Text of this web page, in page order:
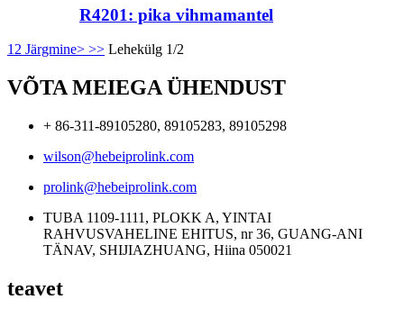
R4201: pika vihmamantel
12 Järgmine> >> Lehekülg 1/2
VÕTA MEIEGA ÜHENDUST
+ 86-311-89105280, 89105283, 89105298
wilson@hebeiprolink.com
prolink@hebeiprolink.com
TUBA 1109-1111, PLOKK A, YINTAI
RAHVUSVAHELINE EHITUS, nr 36, GUANG-ANI
TÄNAV, SHIJIAZHUANG, Hiina 050021
teavet